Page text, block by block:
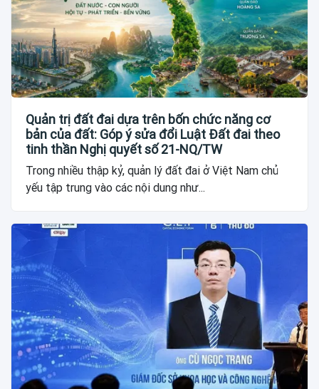
Quản trị đất đai dựa trên bốn chức năng cơ
bản của đất: Góp ý sửa đổi Luật Đất đai theo
tinh thần Nghị quyết số 21-NQ/TW
Trong nhiều thập kỷ, quản lý đất đai ở Việt Nam chủ
yếu tập trung vào các nội dung như...